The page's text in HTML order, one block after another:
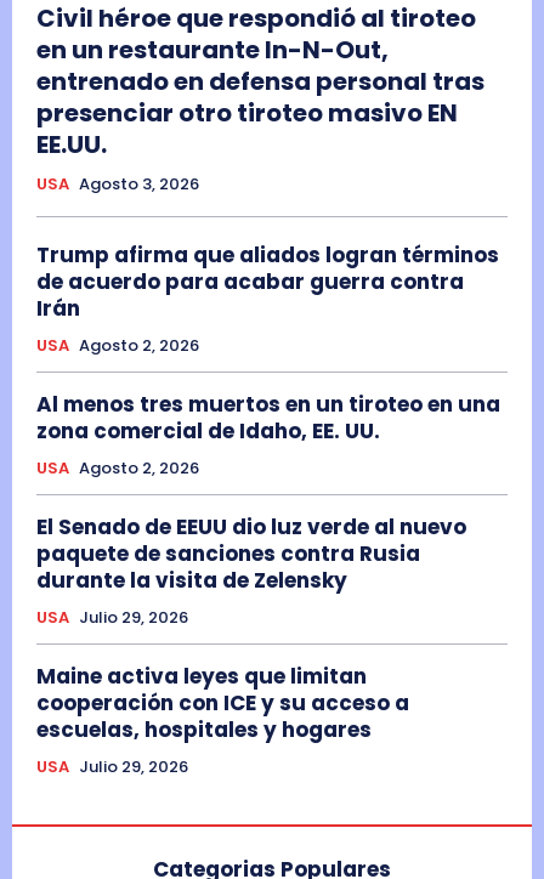
Civil héroe que respondió al tiroteo
en un restaurante In-N-Out,
entrenado en defensa personal tras
presenciar otro tiroteo masivo EN
EE.UU.
USA Agosto 3, 2026
Trump afirma que aliados logran términos
de acuerdo para acabar guerra contra
Irán
USA Agosto 2, 2026
Al menos tres muertos en un tiroteo en una
zona comercial de Idaho, EE. UU.
USA Agosto 2, 2026
El Senado de EEUU dio luz verde al nuevo
paquete de sanciones contra Rusia
durante la visita de Zelensky
USA Julio 29, 2026
Maine activa leyes que limitan
cooperación con ICE y su acceso a
escuelas, hospitales y hogares
USA Julio 29, 2026
Categorias Populares